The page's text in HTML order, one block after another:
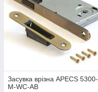
Засувка врізна APECS 5300-
M-WC-AB